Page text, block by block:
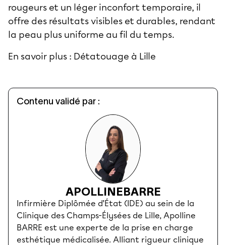
rougeurs et un léger inconfort temporaire, il
offre des résultats visibles et durables, rendant
la peau plus uniforme au fil du temps.
En savoir plus : Détatouage à Lille
Contenu validé par :
APOLLINEBARRE
Infirmière Diplômée d’État (IDE) au sein de la
Clinique des Champs-Élysées de Lille, Apolline
BARRE est une experte de la prise en charge
esthétique médicalisée. Alliant rigueur clinique